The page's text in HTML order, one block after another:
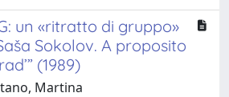
un «ritratto di gruppo»
Sokolov. A proposito
(1989)
Martina